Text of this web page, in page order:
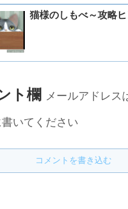
猫様のしもべ～攻略
ト欄 メールアドレス
いてください
コメントを書き込む